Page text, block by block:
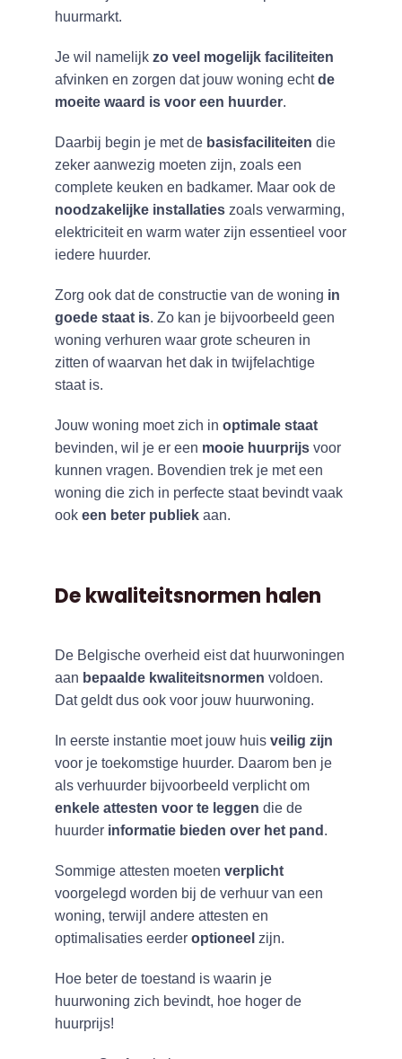
huurmarkt.
Je wil namelijk zo veel mogelijk faciliteiten
afvinken en zorgen dat jouw woning echtde
moeite waard is voor een huurder.
Daarbij begin je met de basisfaciliteiten die
zeker aanwezig moeten zijn, zoals een
complete keuken en badkamer. Maar ook de
noodzakelijke installatieszoals verwarming,
elektriciteit en warm water zijn essentieel voor
iedere huurder.
Zorg ook dat de constructie van de woning in
goede staat is. Zo kan je bijvoorbeeld geen
woning verhuren waar grote scheuren in
zitten of waarvan het dak in twijfelachtige
staat is.
Jouw woning moet zich in optimale staat
bevinden, wil je er een mooie huurprijsvoor
kunnen vragen. Bovendien trek je met een
woning die zich in perfecte staat bevindt vaak
ook een beter publiekaan.
De kwaliteitsnormen halen
De Belgische overheid eist dat huurwoningen
aan bepaalde kwaliteitsnormen voldoen.
Dat geldt dus ook voor jouw huurwoning.
In eerste instantie moet jouw huis veilig zijn
voor je toekomstige huurder. Daarom ben je
als verhuurder bijvoorbeeld verplicht om
enkele attesten voor te leggen die de
huurder informatie bieden over het pand .
Sommige attesten moeten verplicht
voorgelegd worden bij de verhuur van een
woning, terwijl andere attesten en
optimalisaties eerder optioneel zijn.
Hoe beter de toestand is waarin je
huurwoning zich bevindt, hoe hoger de
huurprijs!